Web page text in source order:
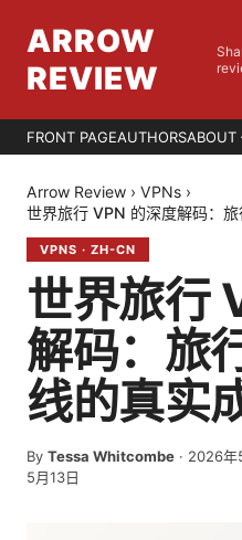
ARROW
REVIEW
FRONT PAGEAUTHORSABOUT
Arrow Review › VPNs ›
世界旅行 VPN 的深度解码：
VPNS · ZH-CN
世界旅行
解码：旅
线的真实
By Tessa Whitcombe · 2026年
5月13日